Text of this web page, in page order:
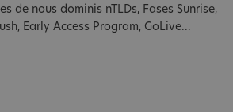
de nous dominis nTLDs, Fases Sunrise,
Early Access Program, GoLive...